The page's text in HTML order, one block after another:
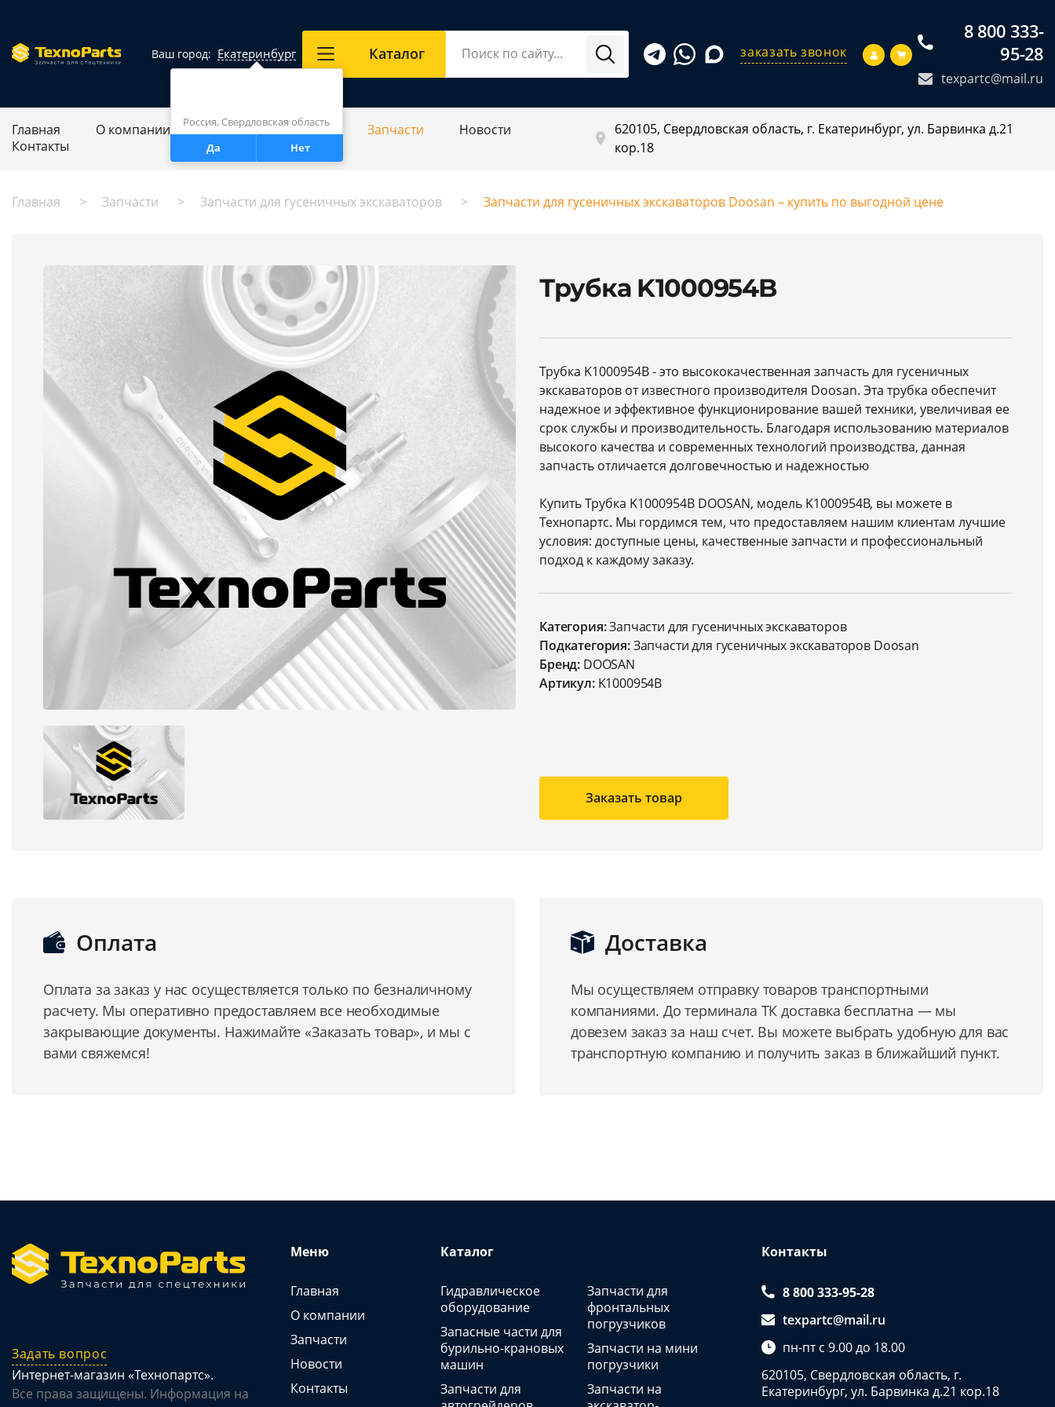
Ваш город: Екатеринбург
Россия, Свердловская область
Да
Нет
Каталог заказать звонок
8 800 333-
95-28
texpartc@mail.ru
Главная О компании Ремонт спецтехники Запчасти
Новости
Контакты
620105, Свердловская область, г. Екатеринбург, ул. Барвинка д.21
кор.18
Главная Запчасти Запчасти для гусеничных экскаваторов Запчасти для гусеничных экскаваторов Doosan – купить по выгодной цене
Трубка K1000954B
Трубка K1000954B - это высококачественная запчасть для гусеничных
экскаваторов от известного производителя Doosan. Эта трубка обеспечит
надежное и эффективное функционирование вашей техники, увеличивая ее
срок службы и производительность. Благодаря использованию материалов
высокого качества и современных технологий производства, данная
запчасть отличается долговечностью и надежностью
Купить Трубка K1000954B DOOSAN, модель K1000954B, вы можете в
Технопартс. Мы гордимся тем, что предоставляем нашим клиентам лучшие
условия: доступные цены, качественные запчасти и профессиональный
подход к каждому заказу.
Категория:Запчасти для гусеничных экскаваторов
Подкатегория:Запчасти для гусеничных экскаваторов Doosan
Бренд: DOOSAN
Артикул:K1000954B
Заказать товар
Оплата
Оплата за заказ у нас осуществляется только по безналичному
расчету. Мы оперативно предоставляем все необходимые
закрывающие документы. Нажимайте «Заказать товар», и мы с
вами свяжемся!
Доставка
Мы осуществляем отправку товаров транспортными
компаниями. До терминала ТК доставка бесплатна — мы
довезем заказ за наш счет. Вы можете выбрать удобную для вас
транспортную компанию и получить заказ в ближайший пункт.
Задать вопрос
Интернет-магазин «Технопартс».
Все права защищены. Информация на
Меню
Главная
О компании
Запчасти
Новости
Контакты
Каталог
Гидравлическое
оборудование
Запасные части для
бурильно-крановых
машин
Запчасти для
Запчасти для
фронтальных
погрузчиков
Запчасти на мини
погрузчики
Запчасти на
Контакты
8 800 333-95-28
texpartc@mail.ru
пн-пт с 9.00 до 18.00
620105, Свердловская область, г.
Екатеринбург, ул. Барвинка д.21 кор.18